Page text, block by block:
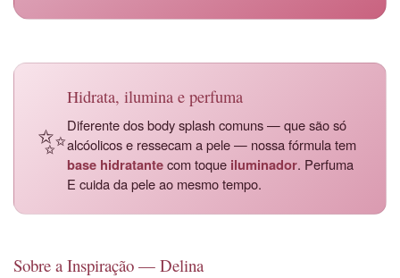
✨
Hidrata, ilumina e perfuma
Diferente dos body splash comuns — que são só
alcóolicos e ressecam a pele — nossa fórmula tem
base hidratantecom toque iluminador. Perfuma
E cuida da pele ao mesmo tempo.
Sobre a Inspiração — Delina